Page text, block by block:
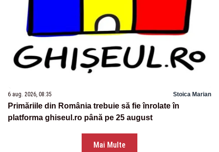
6 aug. 2026, 08:35 Stoica Marian
Primăriile din România trebuie să fie înrolate în
platforma ghiseul.ro până pe 25 august
Mai Multe